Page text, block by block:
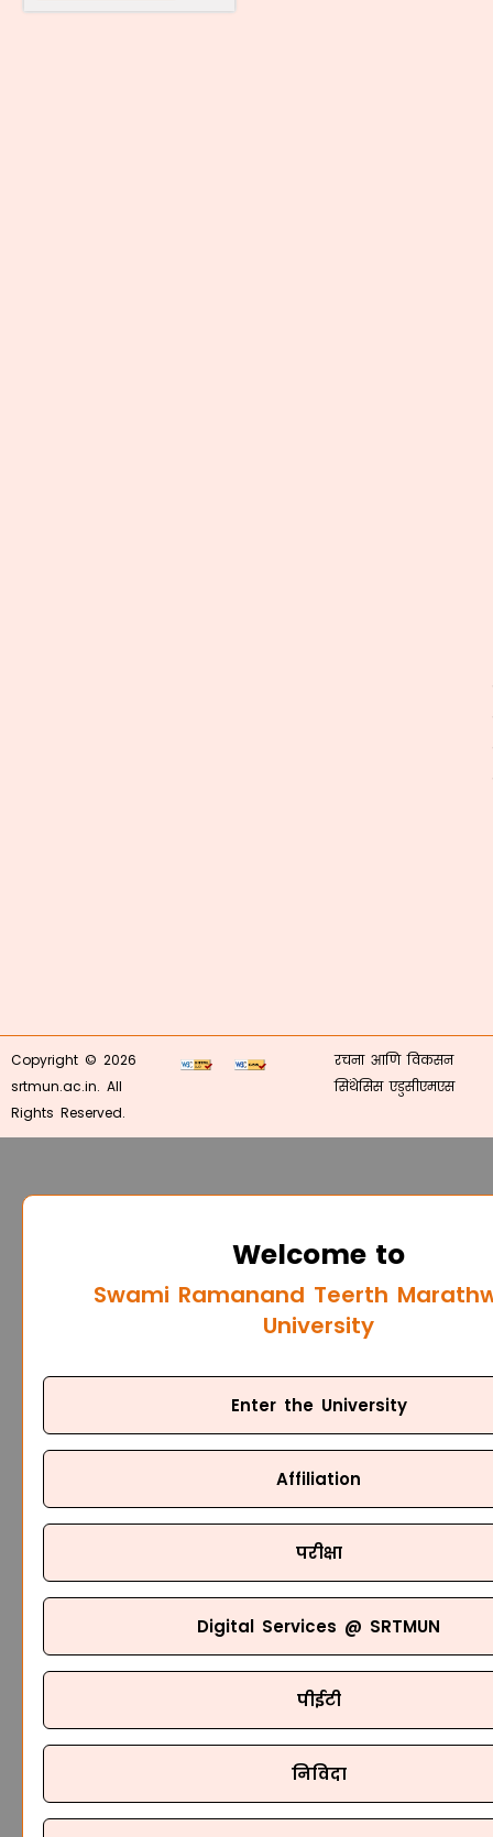
Copyright © 2026
srtmun.ac.in. All
Rights Reserved.
रचना आणि विकसन
सिंथेसिस एडुसीएमएस
Welcome to
Swami Ramanand Teerth
University
Enter the University
Affiliation
परीक्षा
Digital Services @ SRTMUN
पीईटी
निविदा